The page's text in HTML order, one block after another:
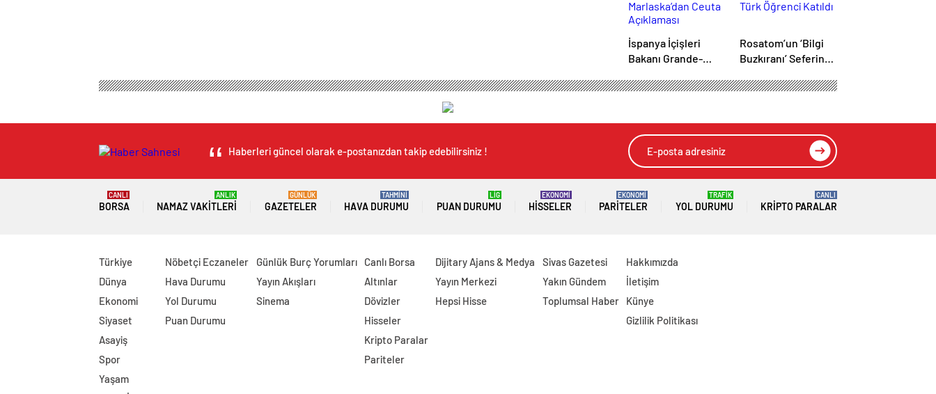
İspanya İçişleri
Bakanı Grande-
Açıklaması
Rosatom’un ‘Bilgi
Buzkıranı’ Seferine
Haberleri güncel olarak e-postanızdan takip edebilirsiniz !
BORSA
CANLI
NAMAZ VAKITLERI
ANLIK
GAZETELER
GÜNLÜK
HAVA DURUMU
TAHMİNİ
PUAN DURUMU
LİG
HISSELER
EKONOMİ
PARITELER
EKONOMİ
YOL DURUMU
TRAFİK
KRIPTO PARALAR
CANLI
Türkiye
Dünya
Ekonomi
Siyaset
Asayiş
Spor
Yaşam
Nöbetçi Eczaneler
Hava Durumu
Yol Durumu
Puan Durumu
Günlük Burç Yorumları
Yayın Akışları
Sinema
Canlı Borsa
Altınlar
Dövizler
Hisseler
Kripto Paralar
Pariteler
Dijitary Ajans & Medya
Yayın Merkezi
Hepsi Hisse
Sivas Gazetesi
Yakın Gündem
Toplumsal Haber
Hakkımızda
İletişim
Künye
Gizlilik Politikası